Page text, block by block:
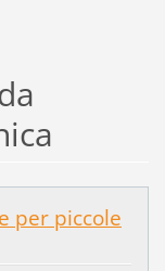
per piccole